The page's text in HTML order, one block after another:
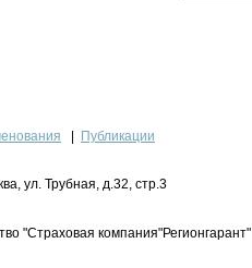
Публикации
ул. Трубная, д.32, стр.3
"Страховая компания"Регионгарант"